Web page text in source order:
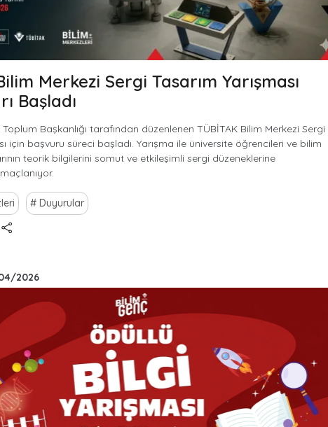
Merkezi Sergi Tasarım Yarışması
Başladı
Başkanlığı tarafından düzenlenen TÜBİTAK Bilim Merkezi Sergi
için başvuru süreci başladı. Yarışma ile üniversite öğrencileri ve bilim
teorik bilgilerini somut ve etkileşimli sergi düzeneklerine
Duyurular
2026